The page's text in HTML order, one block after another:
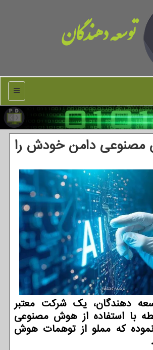
توسعه دهندگان
منو
دامن خودش را
دهندگان، یک شرکت معتبر
با استفاده از هوش مصنوعی
که مملو از توهمات هوش